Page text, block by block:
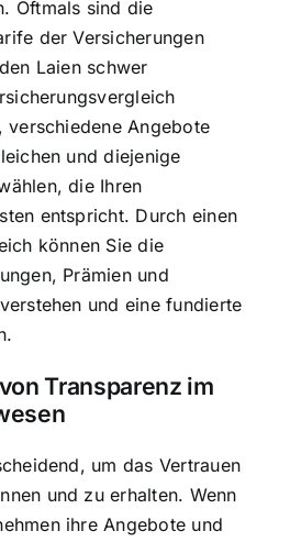
Oftmals sind die
der Versicherungen
Laien schwer
verschiedene Angebote
und diejenige
die Ihren
entspricht. Durch einen
können Sie die
Prämien und
und eine fundierte
Transparenz im
um das Vertrauen
und zu erhalten. Wenn
ihre Angebote und